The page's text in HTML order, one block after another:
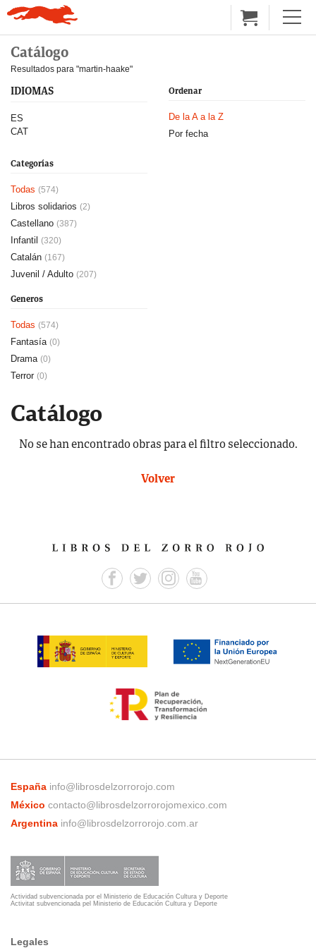
Catálogo
Resultados para "martin-haake"
Ordenar
De la A a la Z
Por fecha
IDIOMAS
ES
CAT
Categorías
Todas (574)
Libros solidarios (2)
Castellano (387)
Infantil (320)
Catalán (167)
Juvenil / Adulto (207)
Generos
Todas (574)
Fantasía (0)
Drama (0)
Terror (0)
Catálogo
No se han encontrado obras para el filtro seleccionado.
Volver
España info@librosdelzorrorojo.com
México contacto@librosdelzorrorojomexico.com
Argentina info@librosdelzorrorojo.com.ar
Actividad subvencionada por el Ministerio de Educación Cultura y Deporte
Activitat subvencionada pel Ministerio de Educación Cultura y Deporte
Legales